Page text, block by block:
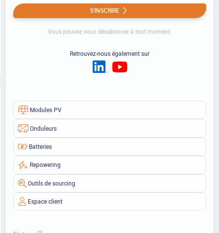
Modules PV
Onduleurs
Batteries
Repowering
Outils de sourcing
Espace client
S'INSCRIRE
Vous pouvez vous désabonner à tout moment.
Retrouvez-nous également sur